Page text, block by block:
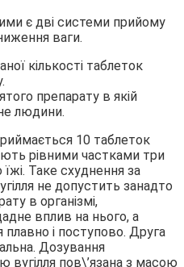
є дві системи прийому
ваги.
кількості таблеток
препарату в якій
людини.
10 таблеток
рівними частками три
Таке схуднення за
не допустить занадто
в організмі,
вплив на нього, а
і поступово. Друга
Дозування
вугілля пов\’язана з масою